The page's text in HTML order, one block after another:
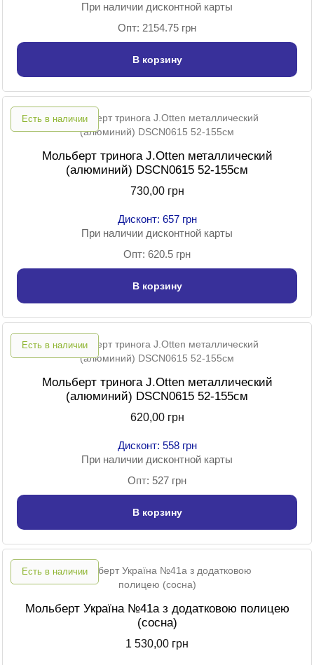
При наличии дисконтной карты
Опт: 2154.75 грн
В корзину
Есть в наличии
Мольберт тринога J.Otten металлический
(алюминий) DSCN0615 52-155см
730,00 грн
Дисконт: 657 грн
При наличии дисконтной карты
Опт: 620.5 грн
В корзину
Есть в наличии
Мольберт тринога J.Otten металлический
(алюминий) DSCN0615 52-155см
620,00 грн
Дисконт: 558 грн
При наличии дисконтной карты
Опт: 527 грн
В корзину
Есть в наличии
Мольберт Україна №41a з додатковою полицею
(сосна)
1 530,00 грн